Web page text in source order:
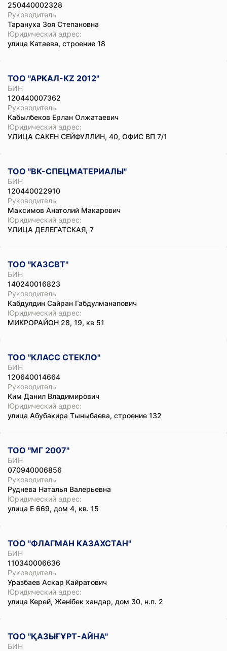
250440002328
Руководитель
Тарануха Зоя Степановна
Юридический адрес:
улица Катаева, строение 18
ТОО "АРКАЛ-KZ 2012"
БИН
120440007362
Руководитель
Кабылбеков Ерлан Олжатаевич
Юридический адрес:
УЛИЦА САКЕН СЕЙФУЛЛИН, 40, ОФИС ВП 7/1
ТОО "ВК-СПЕЦМАТЕРИАЛЫ"
БИН
120440022910
Руководитель
Максимов Анатолий Макарович
Юридический адрес:
УЛИЦА ДЕЛЕГАТСКАЯ, 7
ТОО "КАЗСВТ"
БИН
140240016823
Руководитель
Кабдулдин Сайран Габдулманапович
Юридический адрес:
МИКРОРАЙОН 28, 19, кв 51
ТОО "КЛАСС СТЕКЛО"
БИН
120640014664
Руководитель
Ким Данил Владимирович
Юридический адрес:
улица Абубакира Тыныбаева, строение 132
ТОО "МГ 2007"
БИН
070940006856
Руководитель
Руднева Наталья Валерьевна
Юридический адрес:
улица Е 669, дом 4, кв. 15
ТОО "ФЛАГМАН КАЗАХСТАН"
БИН
110340006636
Руководитель
Уразбаев Аскар Кайратович
Юридический адрес:
улица Керей, Жәнібек хандар, дом 30, н.п. 2
ТОО "ҚАЗЫҒҰРТ-АЙНА"
БИН